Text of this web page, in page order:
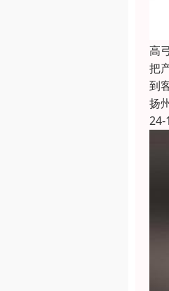
高
把
到
扬
24-